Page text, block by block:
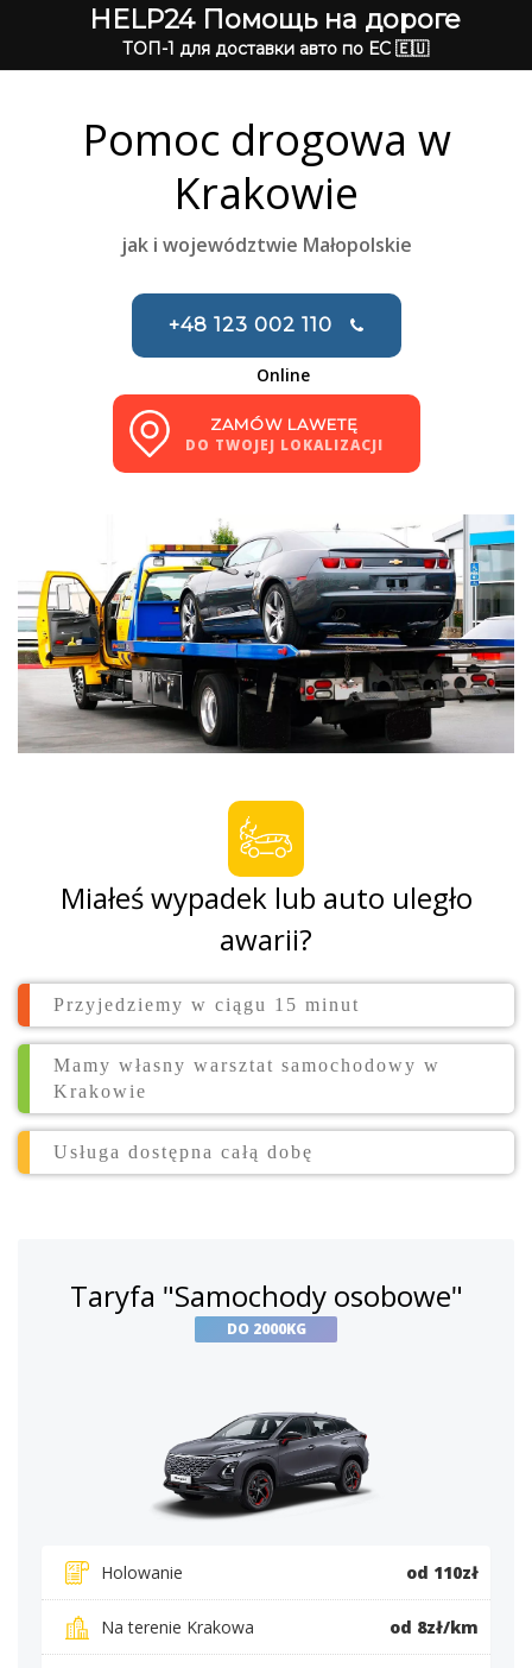
HELP24 Помощь на дороге
ТОП-1 для доставки авто по ЕС 🇪🇺
Pomoc drogowa w
Krakowie
jak i województwie Małopolskie
+48 123 002 110
Online
ZAMÓW LAWETĘ
DO TWOJEJ LOKALIZACJI
Miałeś wypadek lub auto uległo
awarii?
Przyjedziemy w ciągu 15 minut
Mamy własny warsztat samochodowy w
Krakowie
Usługa dostępna całą dobę
Taryfa "Samochody osobowe"
DO 2000KG
Holowanie od 110zł
Na terenie Krakowa od 8zł/km